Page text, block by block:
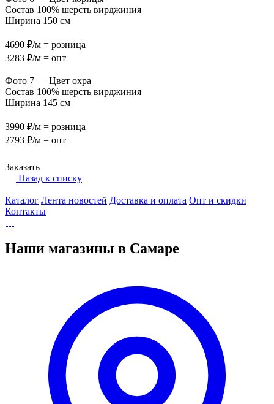
Заказать
Состав 100% шерсть вирджиния
Ширина 150 см
4690 ₽/м = розница
3283 ₽/м = опт
Фото 7 — Цвет охра
Состав 100% шерсть вирджиния
Ширина 145 см
3990 ₽/м = розница
2793 ₽/м = опт
Назад к списку
Каталог Лента новостей Доставка и оплата Опт и скидки
Контакты
Наши магазины в Самаре